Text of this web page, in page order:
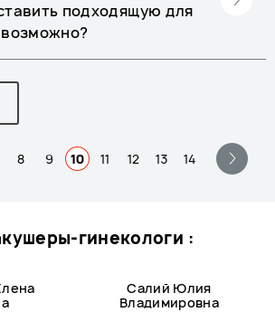
подходящую для
8 9 10 11 12 13 14
гинекологи :
Салий Юлия
Владимировна